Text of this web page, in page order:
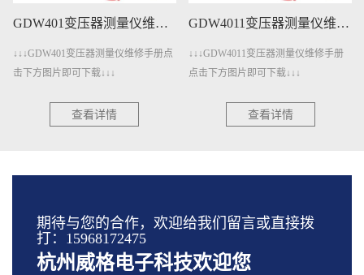
GDW401变压器测量仪维修手册下载
↓↓↓GDW401变压器测量仪维修手册点
击下方图片即可下载↓↓↓
查看详情
GDW4011变压器测量仪维修手册下载
↓↓↓GDW4011变压器测量仪维修手册
点击下方图片即可下载↓↓↓
查看详情
期待与您的合作，欢迎给我们留言或直接拨
打：15968172475
杭州威格电子科技欢迎您